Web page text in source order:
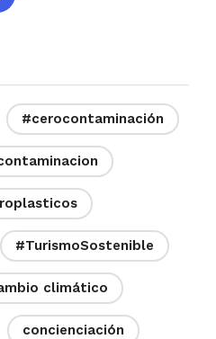
#cerocontaminación
#TurismoSostenible
climático
concienciación